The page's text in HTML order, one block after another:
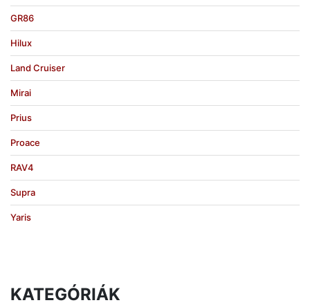
GR86
Hilux
Land Cruiser
Mirai
Prius
Proace
RAV4
Supra
Yaris
KATEGÓRIÁK